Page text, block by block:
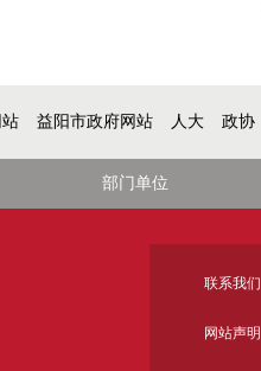
益阳市政府网站 人大 政协
联系我们
网站声明